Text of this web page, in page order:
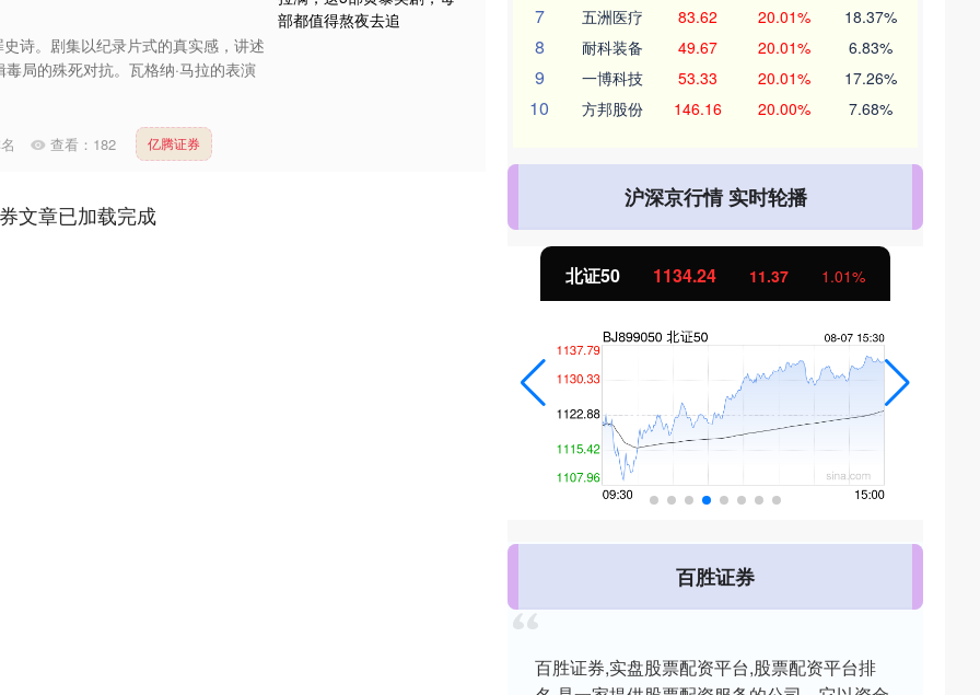
诗。剧集以纪录片式的真实感，讲述
局的殊死对抗。瓦格纳·马拉的表演
查看： 182 亿腾证券
文章已加载完成
7 五洲医疗 83.62 20.01% 18.37%
8 耐科装备 49.67 20.01% 6.83%
9 一博科技 53.33 20.01% 17.26%
10 方邦股份 146.16 20.00% 7.68%
沪深京行情 实时轮播
北证50 1134.24 11.37 1.01%
百胜证券
百胜证券,实盘股票配资平台,股票配资平台排